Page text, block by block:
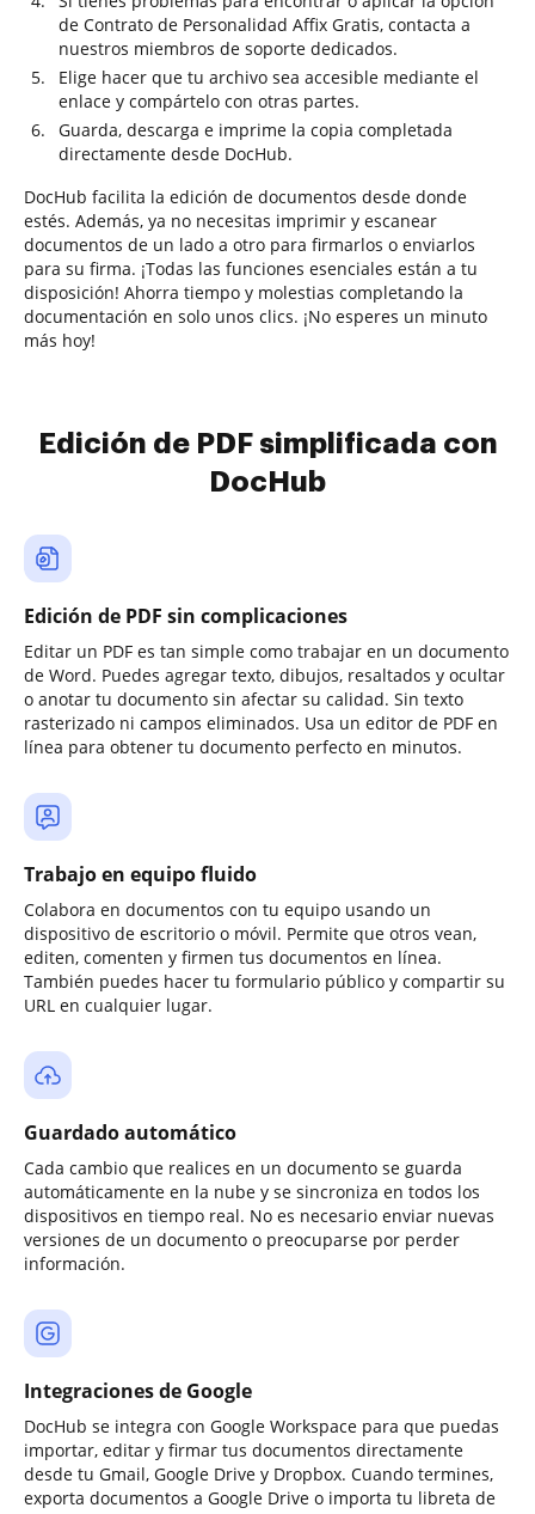
de Contrato de Personalidad Affix Gratis, contacta a
nuestros miembros de soporte dedicados.
Elige hacer que tu archivo sea accesible mediante el
enlace y compártelo con otras partes.
Guarda, descarga e imprime la copia completada
directamente desde DocHub.
DocHub facilita la edición de documentos desde donde
estés. Además, ya no necesitas imprimir y escanear
documentos de un lado a otro para firmarlos o enviarlos
para su firma. ¡Todas las funciones esenciales están a tu
disposición! Ahorra tiempo y molestias completando la
documentación en solo unos clics. ¡No esperes un minuto
más hoy!
Edición de PDF simplificada con
DocHub
Edición de PDF sin complicaciones
Editar un PDF es tan simple como trabajar en un documento
de Word. Puedes agregar texto, dibujos, resaltados y ocultar
o anotar tu documento sin afectar su calidad. Sin texto
rasterizado ni campos eliminados. Usa un editor de PDF en
línea para obtener tu documento perfecto en minutos.
Trabajo en equipo fluido
Colabora en documentos con tu equipo usando un
dispositivo de escritorio o móvil. Permite que otros vean,
editen, comenten y firmen tus documentos en línea.
También puedes hacer tu formulario público y compartir su
URL en cualquier lugar.
Guardado automático
Cada cambio que realices en un documento se guarda
automáticamente en la nube y se sincroniza en todos los
dispositivos en tiempo real. No es necesario enviar nuevas
versiones de un documento o preocuparse por perder
información.
Integraciones de Google
DocHub se integra con Google Workspace para que puedas
importar, editar y firmar tus documentos directamente
desde tu Gmail, Google Drive y Dropbox. Cuando termines,
exporta documentos a Google Drive o importa tu libreta de